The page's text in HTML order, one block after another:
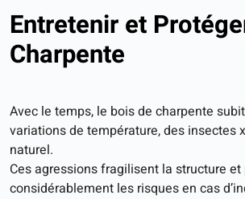
Entretenir et
Charpente
Avec le temps, le bois de charpente
variations de température, des
naturel.
Ces agressions fragilisent la structure
considérablement les risques en cas